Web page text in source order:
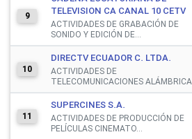
9
TELEVISION CA CANAL 10 CETV
ACTIVIDADES DE GRABACIÓN DE
SONIDO Y EDICIÓN DE...
10
DIRECTV ECUADOR C. LTDA.
ACTIVIDADES DE
TELECOMUNICACIONES ALÁMBRICA.
11
SUPERCINES S.A.
ACTIVIDADES DE PRODUCCIÓN DE
PELÍCULAS CINEMATO...